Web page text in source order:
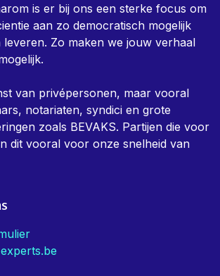
is er bij ons een sterke focus om
aan zo democratisch mogelijk
Zo maken we jouw verhaal
van privépersonen, maar vooral
notariaten, syndici en grote
zoals BEVAKS. Partijen die voor
dit vooral voor onze snelheid van